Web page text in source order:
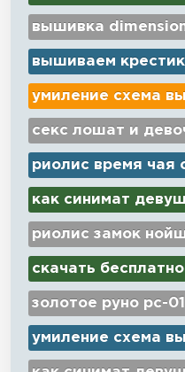
вышивка
вышиваем
умиление схема
секс лошат и
риолис время чая
как синимат
риолис замок
скачать
золотое руно рс-
умиление схема